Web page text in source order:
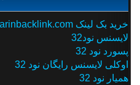
خرید بک لینک behtarinbacklink.com
لایسنس نود32
پسورد نود 32
اوکلی لایسنس رایگان نود 32
همیار نود 32